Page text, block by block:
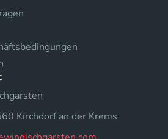
Kirchdorf an der Krems